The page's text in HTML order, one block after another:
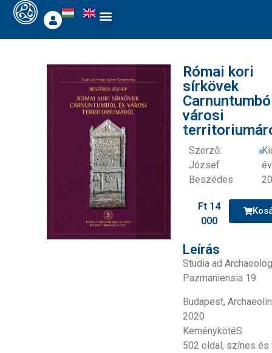
Római kori
sírkövek
városi
Szerző:
József
Beszédes
Ft14
000
Leírás
Studia ad
Pazmaniensia 19.
Budapest,
2020
KeménykötéS
502 oldal, színes